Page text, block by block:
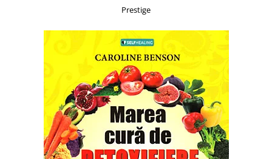
Transformare spirituală
Psihologie
Dezvoltare personală
Prestige